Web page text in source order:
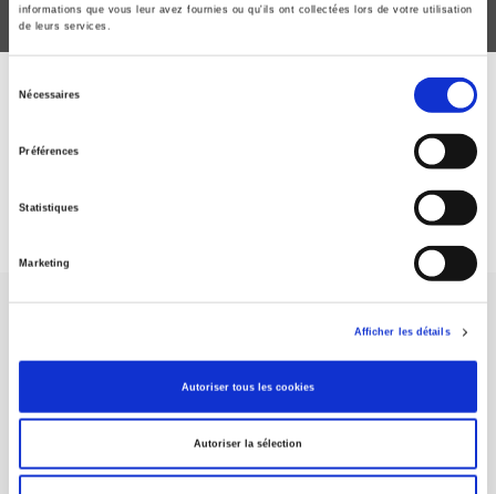
informations que vous leur avez fournies ou qu'ils ont collectées lors de votre utilisation
de leurs services.
Nécessaires
Préférences
Statistiques
Marketing
Afficher les détails
Autoriser tous les cookies
Autoriser la sélection
ABONNEZ-VOUS À NOS
Maison d'édition dédiée aux sciences humaines et sociales, les
Presses de Sciences Po participent depuis leur création en 1976